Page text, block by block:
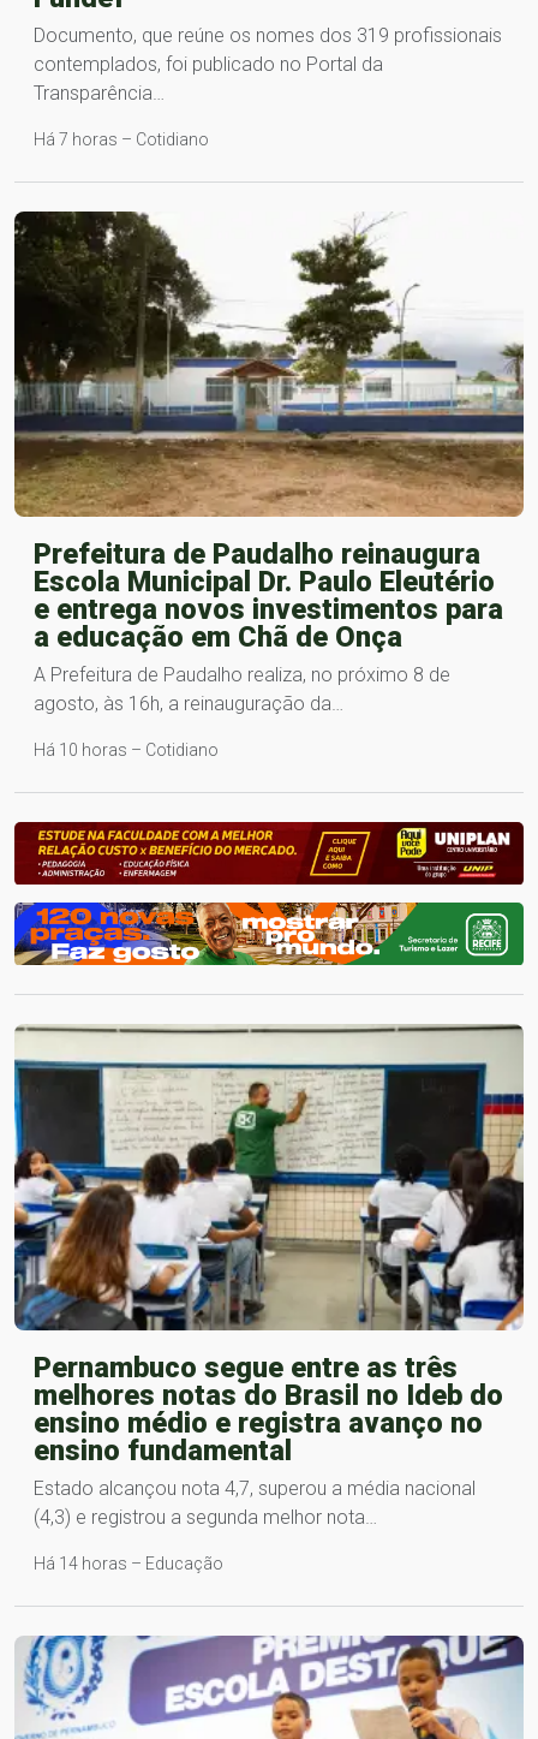
Documento, que reúne os nomes dos 319 profissionais
contemplados, foi publicado no Portal da
Transparência…
Há 7 horas – Cotidiano
Prefeitura de Paudalho reinaugura
Escola Municipal Dr. Paulo Eleutério
e entrega novos investimentos para
a educação em Chã de Onça
A Prefeitura de Paudalho realiza, no próximo 8 de
agosto, às 16h, a reinauguração da…
Há 10 horas – Cotidiano
Pernambuco segue entre as três
melhores notas do Brasil no Ideb do
ensino médio e registra avanço no
ensino fundamental
Estado alcançou nota 4,7, superou a média nacional
(4,3) e registrou a segunda melhor nota…
Há 14 horas – Educação